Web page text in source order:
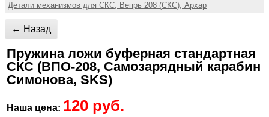
Детали механизмов для СКС, Вепрь 208 (СКС), Архар
← Назад
Пружина ложи буферная стандартная
СКС (ВПО-208, Самозарядный карабин
Симонова, SKS)
Наша цена: 120 руб.